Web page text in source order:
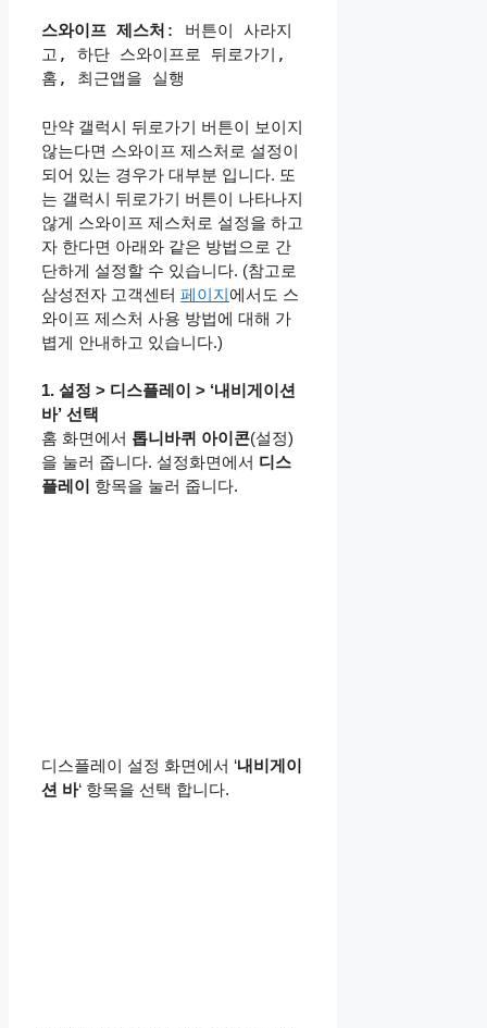
스와이프 제스처 : 버튼이 사라지
고, 하단 스와이프로 뒤로가기,
홈, 최근앱을 실행
만약 갤럭시 뒤로가기 버튼이 보이지
않는다면 스와이프 제스처로 설정이
되어 있는 경우가 대부분 입니다. 또
는 갤럭시 뒤로가기 버튼이 나타나지
않게 스와이프 제스처로 설정을 하고
자 한다면 아래와 같은 방법으로 간
단하게 설정할 수 있습니다. (참고로
삼성전자 고객센터 페이지에서도 스
와이프 제스처 사용 방법에 대해 가
볍게 안내하고 있습니다.)
1. 설정 > 디스플레이 > ‘내비게이션
바’ 선택
홈 화면에서 톱니바퀴 아이콘(설정)
을 눌러 줍니다. 설정화면에서 디스
플레이 항목을 눌러 줍니다.
디스플레이 설정 화면에서 ‘내비게이
션 바‘ 항목을 선택 합니다.